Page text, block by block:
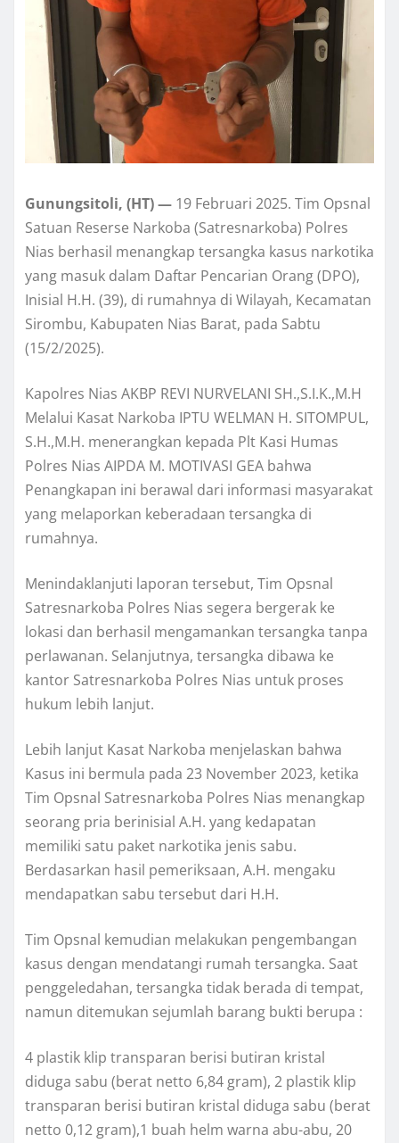
Gunungsitoli, (HT) — 19 Februari 2025. Tim Opsnal
Satuan Reserse Narkoba (Satresnarkoba) Polres
Nias berhasil menangkap tersangka kasus narkotika
yang masuk dalam Daftar Pencarian Orang (DPO),
Inisial H.H. (39), di rumahnya di Wilayah, Kecamatan
Sirombu, Kabupaten Nias Barat, pada Sabtu
(15/2/2025).
Kapolres Nias AKBP REVI NURVELANI SH.,S.I.K.,M.H
Melalui Kasat Narkoba IPTU WELMAN H. SITOMPUL,
S.H.,M.H. menerangkan kepada Plt Kasi Humas
Polres Nias AIPDA M. MOTIVASI GEA bahwa
Penangkapan ini berawal dari informasi masyarakat
yang melaporkan keberadaan tersangka di
rumahnya.
Menindaklanjuti laporan tersebut, Tim Opsnal
Satresnarkoba Polres Nias segera bergerak ke
lokasi dan berhasil mengamankan tersangka tanpa
perlawanan. Selanjutnya, tersangka dibawa ke
kantor Satresnarkoba Polres Nias untuk proses
hukum lebih lanjut.
Lebih lanjut Kasat Narkoba menjelaskan bahwa
Kasus ini bermula pada 23 November 2023, ketika
Tim Opsnal Satresnarkoba Polres Nias menangkap
seorang pria berinisial A.H. yang kedapatan
memiliki satu paket narkotika jenis sabu.
Berdasarkan hasil pemeriksaan, A.H. mengaku
mendapatkan sabu tersebut dari H.H.
Tim Opsnal kemudian melakukan pengembangan
kasus dengan mendatangi rumah tersangka. Saat
penggeledahan, tersangka tidak berada di tempat,
namun ditemukan sejumlah barang bukti berupa :
4 plastik klip transparan berisi butiran kristal
diduga sabu (berat netto 6,84 gram), 2 plastik klip
transparan berisi butiran kristal diduga sabu (berat
netto 0,12 gram),1 buah helm warna abu-abu, 20